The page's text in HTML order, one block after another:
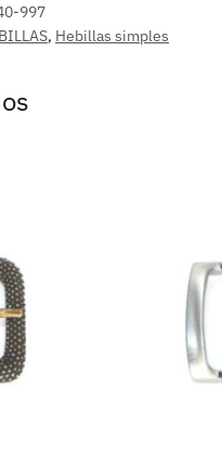
997
, Hebillas simples